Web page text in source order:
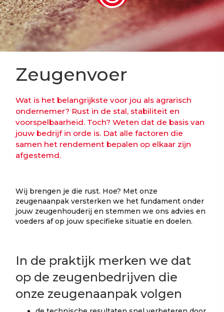
Zeugenvoer
Wat is het belangrijkste voor jou als agrarisch
ondernemer? Rust in de stal, stabiliteit en
voorspelbaarheid. Toch? Weten dat de basis van
jouw bedrijf in orde is. Dat alle factoren die
samen het rendement bepalen op elkaar zijn
afgestemd.
Wij brengen je die rust. Hoe? Met onze
zeugenaanpak versterken we het fundament onder
jouw zeugenhouderij en stemmen we ons advies en
voeders af op jouw specifieke situatie en doelen.
In de praktijk merken we dat
op de zeugenbedrijven die
onze zeugenaanpak volgen